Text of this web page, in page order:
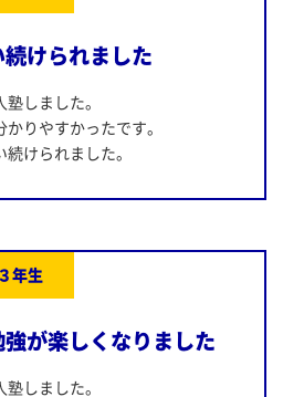
けられました
しました。
りやすかったです。
けられました。
年生
が楽しくなりました
しました。